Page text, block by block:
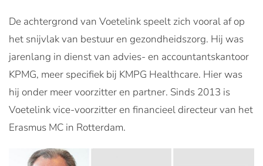
De achtergrond van Voetelink speelt zich vooral af op
het snijvlak van bestuur en gezondheidszorg. Hij was
jarenlang in dienst van advies- en accountantskantoor
KPMG, meer specifiek bij KMPG Healthcare. Hier was
hij onder meer voorzitter en partner. Sinds 2013 is
Voetelink vice-voorzitter en financieel directeur van het
Erasmus MC in Rotterdam.